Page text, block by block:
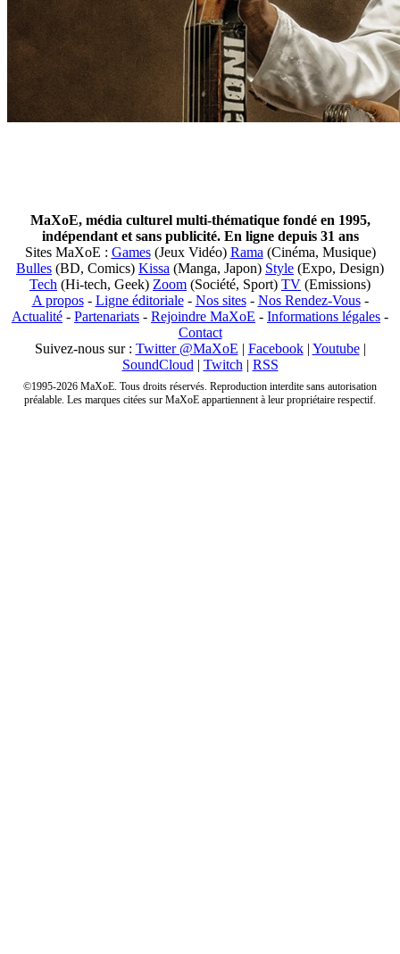
MaXoE, média culturel multi-thématique fondé en 1995,
indépendant et sans publicité. En ligne depuis 31 ans
Sites MaXoE : Games(Jeux Vidéo) Rama (Cinéma, Musique)
Bulles (BD, Comics) Kissa (Manga, Japon) Style (Expo, Design)
Tech (Hi-tech, Geek) Zoom (Société, Sport) TV (Emissions)
A propos- Ligne éditoriale- Nos sites- Nos Rendez-Vous-
Actualité - Partenariats - Rejoindre MaXoE - Informations légales -
Contact
Suivez-nous sur : Twitter @MaXoE | Facebook| Youtube|
SoundCloud | Twitch | RSS
©1995-2026 MaXoE. Tous droits réservés. Reproduction interdite sans autorisation
préalable. Les marques citées sur MaXoE appartiennent à leur propriétaire respectif.